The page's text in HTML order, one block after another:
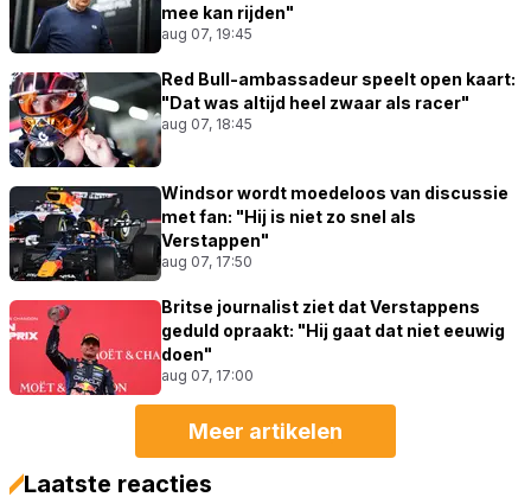
mee kan rijden"
aug 07, 19:45
Red Bull-ambassadeur speelt open kaart:
"Dat was altijd heel zwaar als racer"
aug 07, 18:45
Windsor wordt moedeloos van discussie
met fan: "Hij is niet zo snel als
Verstappen"
aug 07, 17:50
Britse journalist ziet dat Verstappens
geduld opraakt: "Hij gaat dat niet eeuwig
doen"
aug 07, 17:00
Meer artikelen
Laatste reacties